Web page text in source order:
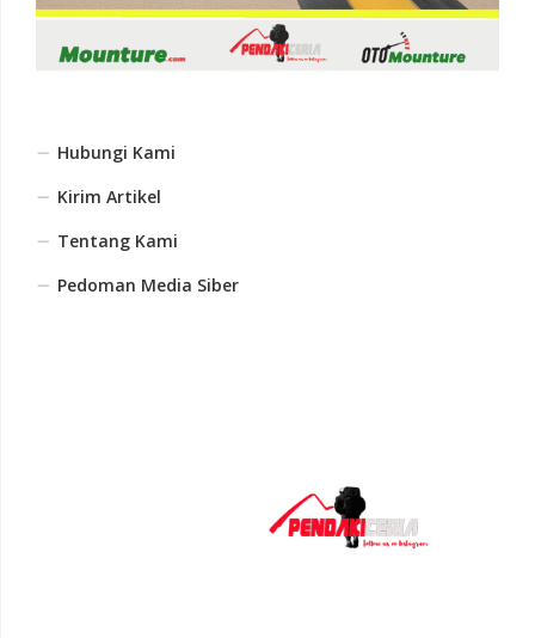
Hubungi Kami
Kirim Artikel
Tentang Kami
Pedoman Media Siber